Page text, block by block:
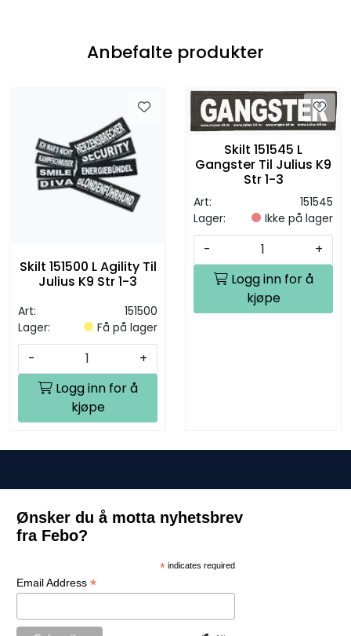
Anbefalte produkter
Skilt 151500 L Agility Til
Julius K9 Str 1-3
Art:
151500
Lager:
Få på lager
-
+
Logg inn for å
kjøpe
Skilt 151545 L
Gangster Til Julius K9
Str 1-3
Art:
151545
Lager:
Ikke på lager
-
+
Logg inn for å
kjøpe
Ønsker du å motta nyhetsbrev
fra Febo?
* indicates required
Email Address *